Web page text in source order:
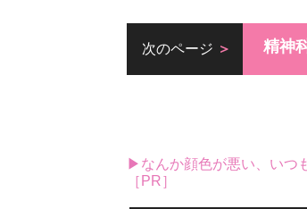
次のページ 精神
▶なんか顔色が悪い、いつ
［PR］